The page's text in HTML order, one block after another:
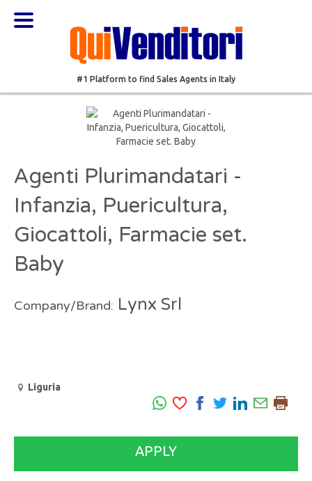
#1 Platform to find Sales Agents in Italy
Agenti Plurimandatari -
Infanzia, Puericultura,
Giocattoli, Farmacie set.
Baby
Company/Brand: Lynx Srl
Liguria
APPLY